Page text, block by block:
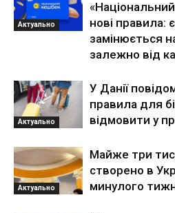
Актуально
нові правила:
замінюється
залежно від
Актуально
У Данії
правила для
відмовити у
Актуально
Майже три
створено в
минулого